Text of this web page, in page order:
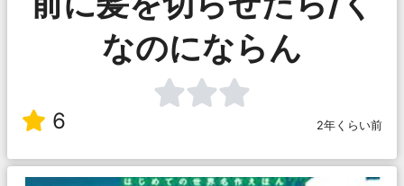
なのにならん
6 2年くらい前